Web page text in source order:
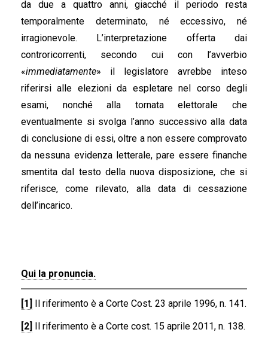
da due a quattro anni, giacché il periodo resta
temporalmente determinato, né eccessivo, né
irragionevole. L’interpretazione offerta dai
controricorrenti, secondo cui con l’avverbio
«immediatamente» il legislatore avrebbe inteso
riferirsi alle elezioni da espletare nel corso degli
esami, nonché alla tornata elettorale che
eventualmente si svolga l’anno successivo alla data
di conclusione di essi, oltre a non essere comprovato
da nessuna evidenza letterale, pare essere finanche
smentita dal testo della nuova disposizione, che si
riferisce, come rilevato, alla data di cessazione
dell’incarico.
Qui la pronuncia.
[1] Il riferimento è a Corte Cost. 23 aprile 1996, n. 141.
[2] Il riferimento è a Corte cost. 15 aprile 2011, n. 138.